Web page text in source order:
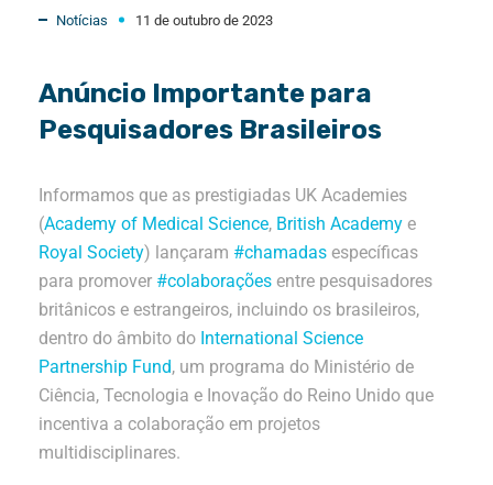
Notícias 11 de outubro de 2023
Anúncio Importante para
Pesquisadores Brasileiros
Informamos que as prestigiadas UK Academies
(Academy of Medical Science, British Academy e
Royal Society) lançaram #chamadas específicas
para promover #colaborações entre pesquisadores
britânicos e estrangeiros, incluindo os brasileiros,
dentro do âmbito do International Science
Partnership Fund, um programa do Ministério de
Ciência, Tecnologia e Inovação do Reino Unido que
incentiva a colaboração em projetos
multidisciplinares.